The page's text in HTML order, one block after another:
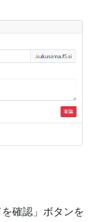
確認」ボタンを